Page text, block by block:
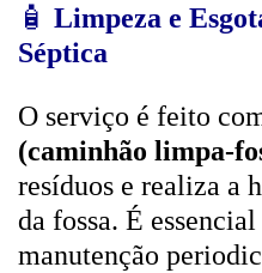
🧴 Limpeza e
Séptica
O serviço é feito
(caminhão limpa-
resíduos e realiza a
da fossa. É
manutenção